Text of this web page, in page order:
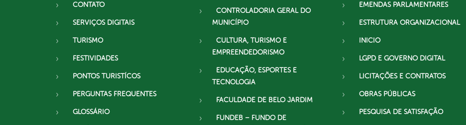
CONTATO
SERVIÇOS DIGITAIS
TURISMO
FESTIVIDADES
PONTOS TURISTÍCOS
PERGUNTAS FREQUENTES
GLOSSÁRIO
CONTROLADORIA GERAL DO
MUNICÍPIO
CULTURA, TURISMO E
EMPREENDEDORISMO
EDUCAÇÃO, ESPORTES E
TECNOLOGIA
FACULDADE DE BELO JARDIM
FUNDEB – FUNDO DE
EMENDAS PARLAMENTARES
ESTRUTURA ORGANIZACIONAL
INICIO
LGPD E GOVERNO DIGITAL
LICITAÇÕES E CONTRATOS
OBRAS PÚBLICAS
PESQUISA DE SATISFAÇÃO